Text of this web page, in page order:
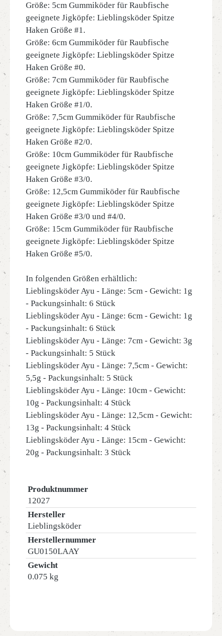
Größe: 5cm Gummiköder für Raubfische
geeignete Jigköpfe: Lieblingsköder Spitze
Haken Größe #1.
Größe: 6cm Gummiköder für Raubfische
geeignete Jigköpfe: Lieblingsköder Spitze
Haken Größe #0.
Größe: 7cm Gummiköder für Raubfische
geeignete Jigköpfe: Lieblingsköder Spitze
Haken Größe #1/0.
Größe: 7,5cm Gummiköder für Raubfische
geeignete Jigköpfe: Lieblingsköder Spitze
Haken Größe #2/0.
Größe: 10cm Gummiköder für Raubfische
geeignete Jigköpfe: Lieblingsköder Spitze
Haken Größe #3/0.
Größe: 12,5cm Gummiköder für Raubfische
geeignete Jigköpfe: Lieblingsköder Spitze
Haken Größe #3/0 und #4/0.
Größe: 15cm Gummiköder für Raubfische
geeignete Jigköpfe: Lieblingsköder Spitze
Haken Größe #5/0.
In folgenden Größen erhältlich:
Lieblingsköder Ayu - Länge: 5cm - Gewicht: 1g
- Packungsinhalt: 6 Stück
Lieblingsköder Ayu - Länge: 6cm - Gewicht: 1g
- Packungsinhalt: 6 Stück
Lieblingsköder Ayu - Länge: 7cm - Gewicht: 3g
- Packungsinhalt: 5 Stück
Lieblingsköder Ayu - Länge: 7,5cm - Gewicht:
5,5g - Packungsinhalt: 5 Stück
Lieblingsköder Ayu - Länge: 10cm - Gewicht:
10g - Packungsinhalt: 4 Stück
Lieblingsköder Ayu - Länge: 12,5cm - Gewicht:
13g - Packungsinhalt: 4 Stück
Lieblingsköder Ayu - Länge: 15cm - Gewicht:
20g - Packungsinhalt: 3 Stück
Produktnummer
12027
Hersteller
Lieblingsköder
Herstellernummer
GU0150LAAY
Gewicht
0.075 kg